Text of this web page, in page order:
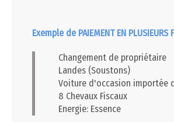
Exemple de PAIEMENT EN PLUSIEURS
Changement de propriétaire
Landes (Soustons)
Voiture d'occasion importée
8 Chevaux Fiscaux
Energie: Essence